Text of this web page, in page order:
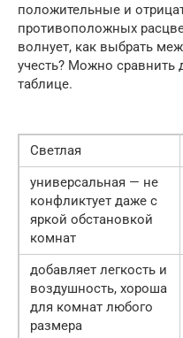
положительные и
противоположных
волнует, как выбрать
учесть? Можно сравнить
таблице.
Светлая
универсальная — не
конфликтует даже с
яркой обстановкой
комнат
добавляет легкость и
воздушность, хороша
для комнат любого
размера